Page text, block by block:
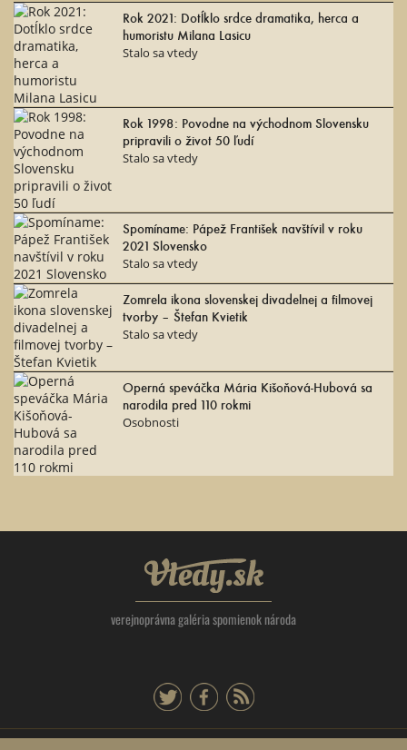
Rok 2021: Dotĺklo srdce dramatika, herca a
humoristu Milana Lasicu
Stalo sa vtedy
Rok 1998: Povodne na východnom Slovensku
pripravili o život 50 ľudí
Stalo sa vtedy
Spomíname: Pápež František navštívil v roku
2021 Slovensko
Stalo sa vtedy
Zomrela ikona slovenskej divadelnej a filmovej
tvorby – Štefan Kvietik
Stalo sa vtedy
Operná speváčka Mária Kišoňová-Hubová sa
narodila pred 110 rokmi
Osobnosti
Vtedy.sk
verejnoprávna galéria spomienok národa
twitterfacebook
rss